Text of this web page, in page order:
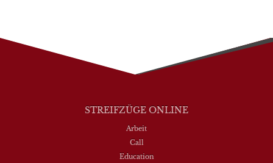
STREIFZÜGE ONLINE
Arbeit
Call
Education